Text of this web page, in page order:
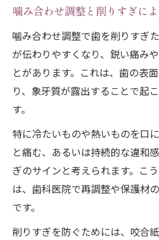
噛み合わせ調整と削りすぎに
噛み合わせ調整で歯を削りすぎ
が伝わりやすくなり、鋭い痛み
とがあります。これは、歯の表
り、象牙質が露出することで起
す。
特に冷たいものや熱いものを口
と痛む、あるいは持続的な違和
ぎのサインと考えられます。こ
は、歯科医院で再調整や保護材
です。
削りすぎを防ぐためには、咬合